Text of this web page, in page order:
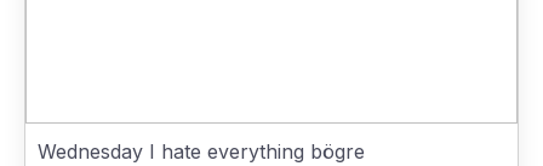
Wednesday I hate everything bögre